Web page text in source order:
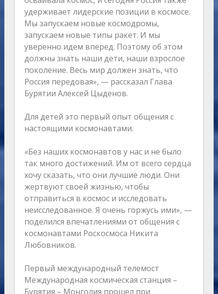
удерживает лидерские позиции в космосе.
Мы запускаем новые космодромы,
запускаем новые типы ракет. И мы
уверенно идем вперед. Поэтому об этом
должны знать наши дети, наши взрослое
поколение. Весь мир должен знать, что
Россия передовая», — рассказал Глава
Бурятии Алексей Цыденов.
Для детей это первый опыт общения с
настоящими космонавтами.
«Без наших космонавтов у нас и не было
так много достижений. Им от всего сердца
хочу сказать, что они лучшие люди. Они
жертвуют своей жизнью, чтобы
отправиться в космос и исследовать
неисследованное. Я очень горжусь ими», —
поделился впечатлениями от общения с
космонавтами Роскосмоса Никита
Любовников.
Первый международный телемост
Международная космическая станция –
Бурятия – Монголия прошел при